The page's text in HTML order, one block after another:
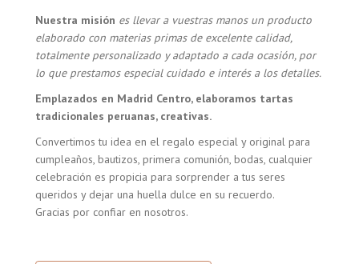
Nuestra misión es llevar a vuestras manos un producto
elaborado con materias primas de excelente calidad,
totalmente personalizado y adaptado a cada ocasión, por
lo que prestamos especial cuidado e interés a los detalles.
Emplazados en Madrid Centro, elaboramos tartas
tradicionales peruanas, creativas.
Convertimos tu idea en el regalo especial y original para
cumpleaños, bautizos, primera comunión, bodas, cualquier
celebración es propicia para sorprender a tus seres
queridos y dejar una huella dulce en su recuerdo.
Gracias por confiar en nosotros.